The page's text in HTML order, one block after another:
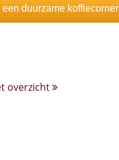
duurzame koffiecorner
overzicht